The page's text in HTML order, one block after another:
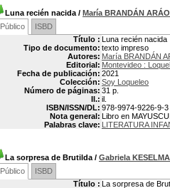
Luna recién nacida / María BRANDÁN
Público
ISBD
Título : Luna recién nacida
Tipo de documento: texto impreso
Autores: María BRANDÁN
Editorial: Montevideo :
Fecha de publicación: 2021
Colección: Soy Loqueleo
Número de páginas: 31 p.
Il.: il.
ISBN/ISSN/DL: 978-9974-9226-9-3
Nota general: Libro en
Palabras clave: LITERATURA
La sorpresa de Brutilda / Gabriela
Público
ISBD
Título : La sorpresa de